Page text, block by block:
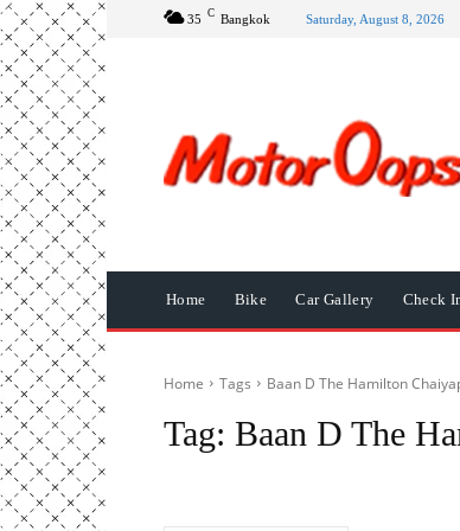
35 C Bangkok Saturday, August 8, 2026
Home Bike Car Gallery Check
Home Tags Baan D The Hamilton
Tag: Baan D The